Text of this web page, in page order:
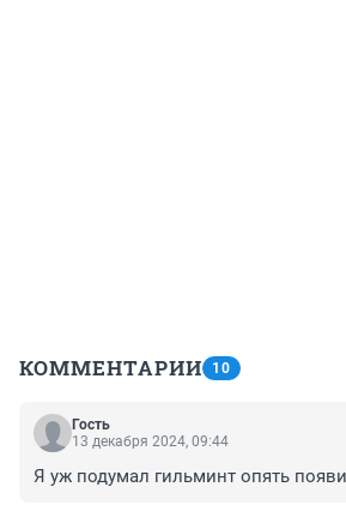
КОММЕНТАРИИ 10
Гость
13 декабря 2024, 09:44
Я уж подумал гильминт опять